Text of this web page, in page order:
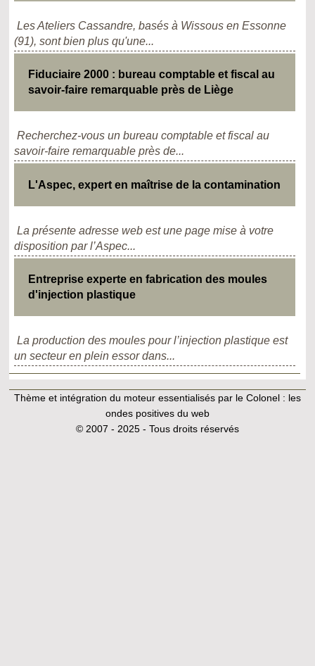
Les Ateliers Cassandre, basés à Wissous en Essonne
(91), sont bien plus qu'une...
Fiduciaire 2000 : bureau comptable et fiscal au
savoir-faire remarquable près de Liège
Recherchez-vous un bureau comptable et fiscal au
savoir-faire remarquable près de...
L'Aspec, expert en maîtrise de la contamination
La présente adresse web est une page mise à votre
disposition par l’Aspec...
Entreprise experte en fabrication des moules
d'injection plastique
La production des moules pour l’injection plastique est
un secteur en plein essor dans...
Thème et intégration du moteur essentialisés par le Colonel : les
ondes positives du web
© 2007 - 2025 - Tous droits réservés